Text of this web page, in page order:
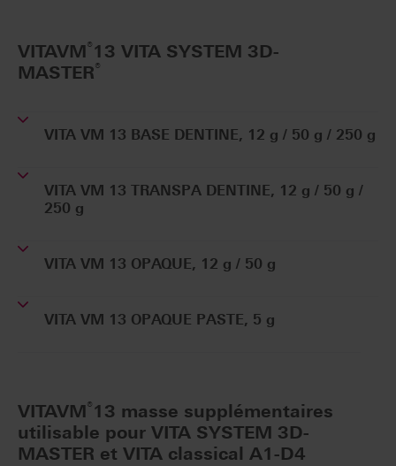
VITAVM®13 VITA SYSTEM 3D-
MASTER®
VITA VM 13 BASE DENTINE, 12 g / 50 g / 250 g
VITA VM 13 TRANSPA DENTINE, 12 g / 50 g /
250 g
VITA VM 13 OPAQUE, 12 g / 50 g
VITA VM 13 OPAQUE PASTE, 5 g
VITAVM®13 masse supplémentaires
utilisable pour VITA SYSTEM 3D-
MASTER et VITA classical A1-D4